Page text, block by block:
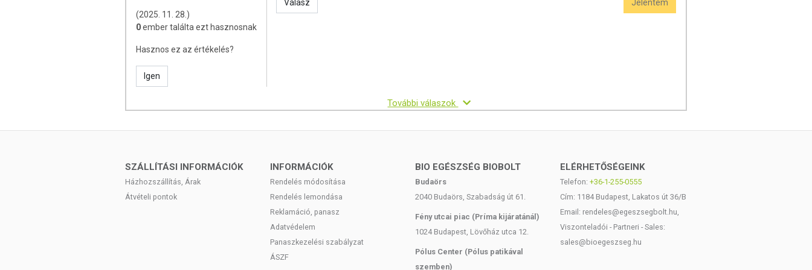
A termék nem helyettesíti a kiegyensúlyozott, vegyes étrendet és az egészséges életmódot! A termék nem
fogyasztási mennyiséget ne lépje túl! Ne szedje a készítményt, ha az összetevők bármelyikére érzékeny
vagy allergiás! Kisgyermektől elzárva tartandó!
(2025. 11. 28.)
0ember találta ezt hasznosnak
Hasznos ez az értékelés?
Igen
Válasz Jelentem
További válaszok
SZÁLLÍTÁSI INFORMÁCIÓK
Házhozszállítás, Árak
Átvételi pontok
INFORMÁCIÓK
Rendelés módosítása
Rendelés lemondása
Reklamáció, panasz
Adatvédelem
Panaszkezelési szabályzat
ÁSZF
BIO EGÉSZSÉG BIOBOLT
Budaörs
2040 Budaörs, Szabadság út 61.
Fény utcai piac (Príma kijáratánál)
1024 Budapest, Lövőház utca 12.
Pólus Center (Pólus patikával
szemben)
ELÉRHETŐSÉGEINK
Telefon: +36-1-255-0555
Cím: 1184 Budapest, Lakatos út 36/B
Email: rendeles@egeszsegbolt.hu,
Viszonteladói - Partneri - Sales:
sales@bioegeszseg.hu